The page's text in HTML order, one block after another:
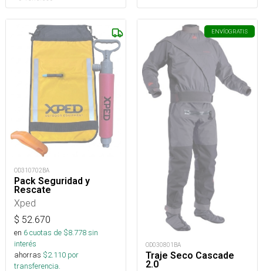
OD310702BA
Pack Seguridad y
Rescate
Xped
$ 52.670
en 6cuotas de $8.778sin
interés
ahorras $2.110 por
transferencia.
ENVÍOGRATIS
OD030801BA
Traje Seco Cascade
2.0